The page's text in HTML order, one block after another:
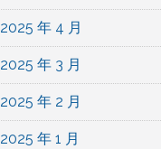
2025 年 4 月
2025 年 3 月
2025 年 2 月
2025 年 1 月